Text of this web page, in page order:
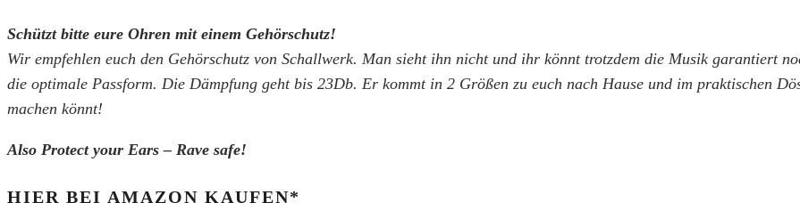
Schützt bitte eure Ohren mit einem Gehörschutz!
Wir empfehlen euch den Gehörschutz von Schallwerk. Man sieht ihn nicht und ihr könnt trotzdem die Musik garantiert
die optimale Passform. Die Dämpfung geht bis 23Db. Er kommt in 2 Größen zu euch nach Hause und im praktischen
machen könnt!
Also Protect your Ears – Rave safe!
HIER BEI AMAZON KAUFEN*